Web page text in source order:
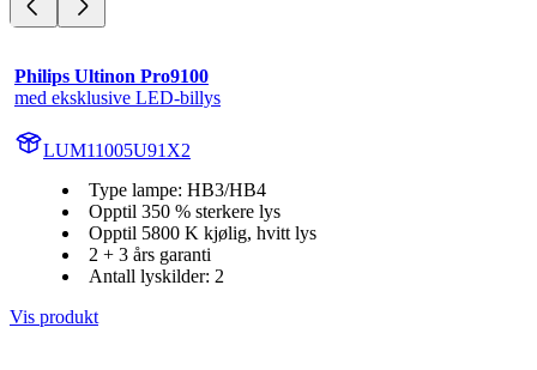
Philips Ultinon Pro9100
med eksklusive LED-billys
LUM11005U91X2
Type lampe: HB3/HB4
Opptil 350 % sterkere lys
Opptil 5800 K kjølig, hvitt lys
2 + 3 års garanti
Antall lyskilder: 2
Vis produkt